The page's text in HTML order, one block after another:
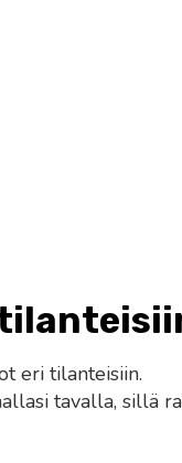
eri tilanteisiin.
tavalla, sillä